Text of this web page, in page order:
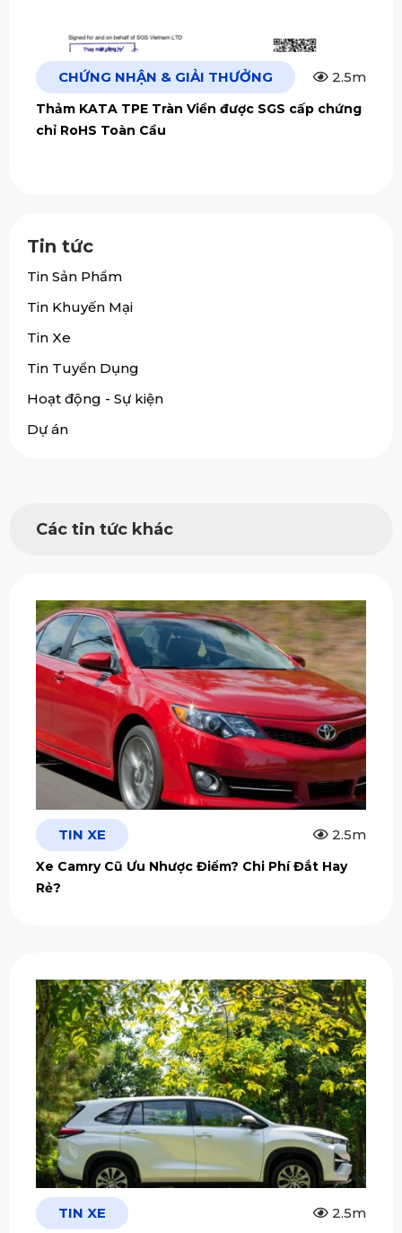
CHỨNG NHẬN & GIẢI THƯỞNG 2.5m
Thảm KATA TPE Tràn Viền được SGS cấp chứng
chỉ RoHS Toàn Cầu
Tin tức
Tin Sản Phẩm
Tin Khuyến Mại
Tin Xe
Tin Tuyển Dụng
Hoạt động - Sự kiện
Dự án
Các tin tức khác
TIN XE 2.5m
Xe Camry Cũ Ưu Nhược Điểm? Chi Phí Đắt Hay
Rẻ?
TIN XE 2.5m